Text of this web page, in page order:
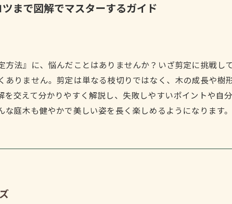
まで図解でマスターするガイド
法』に、悩んだことはありませんか？いざ剪定に挑戦
りません。剪定は単なる枝切りではなく、木の成長や
交えて分かりやすく解説し、失敗しやすいポイントや自
庭木も健やかで美しい姿を長く楽しめるようになります